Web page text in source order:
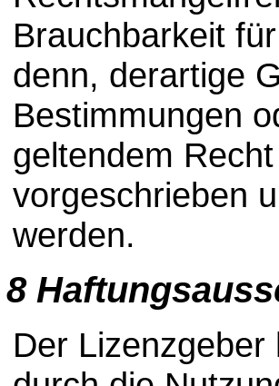
Brauchbarkeit
denn, derartige
Bestimmungen
geltendem
vorgeschrieben
werden.
8
Der